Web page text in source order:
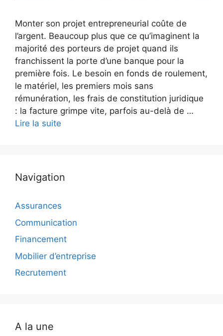
Monter son projet entrepreneurial coûte de
l’argent. Beaucoup plus que ce qu’imaginent la
majorité des porteurs de projet quand ils
franchissent la porte d’une banque pour la
première fois. Le besoin en fonds de roulement,
le matériel, les premiers mois sans
rémunération, les frais de constitution juridique
: la facture grimpe vite, parfois au-delà de …
Lire la suite
Navigation
Assurances
Communication
Financement
Mobilier d’entreprise
Recrutement
A la une